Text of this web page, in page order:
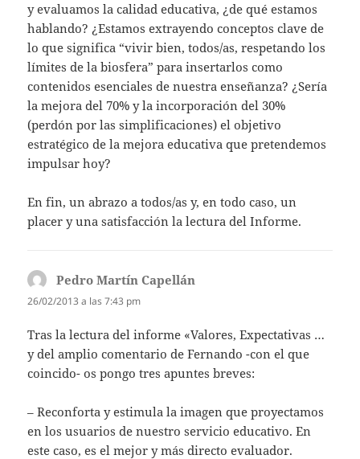
y evaluamos la calidad educativa, ¿de qué estamos
hablando? ¿Estamos extrayendo conceptos clave de
lo que significa “vivir bien, todos/as, respetando los
límites de la biosfera” para insertarlos como
contenidos esenciales de nuestra enseñanza? ¿Sería
la mejora del 70% y la incorporación del 30%
(perdón por las simplificaciones) el objetivo
estratégico de la mejora educativa que pretendemos
impulsar hoy?
En fin, un abrazo a todos/as y, en todo caso, un
placer y una satisfacción la lectura del Informe.
Pedro Martín Capellán
26/02/2013 a las 7:43 pm
Tras la lectura del informe «Valores, Expectativas …
y del amplio comentario de Fernando -con el que
coincido- os pongo tres apuntes breves:
– Reconforta y estimula la imagen que proyectamos
en los usuarios de nuestro servicio educativo. En
este caso, es el mejor y más directo evaluador.